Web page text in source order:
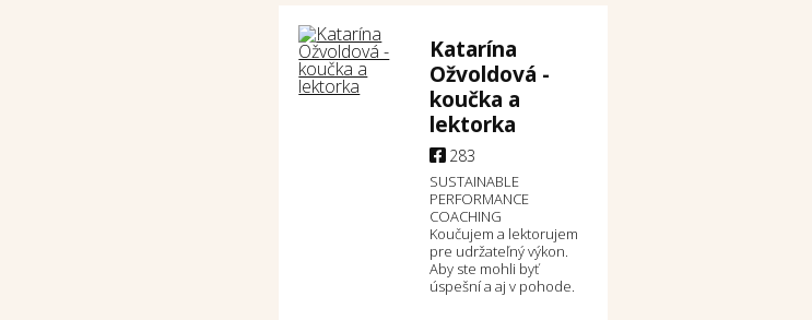
Katarína
Ožvoldová -
koučka a
lektorka
283
SUSTAINABLE
PERFORMANCE
COACHING
Koučujem a lektorujem
pre udržateľný výkon.
Aby ste mohli byť
úspešní a aj v pohode.